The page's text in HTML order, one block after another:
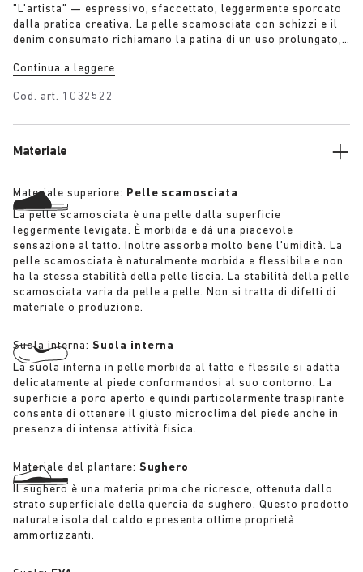
”L’artista” — espressivo, sfaccettato, leggermente sporcato
dalla pratica creativa. La pelle scamosciata con schizzi e il
denim consumato richiamano la patina di un uso prolungato,
per muoversi — l’eco di uno spazio dove la creatività lascia
Continua a leggere
Cod. art. 1032522
Materiale
Materiale superiore: Pelle scamosciata
La pelle scamosciata è una pelle dalla superficie
leggermente levigata. È morbida e dà una piacevole
sensazione al tatto. Inoltre assorbe molto bene l’umidità. La
pelle scamosciata è naturalmente morbida e flessibile e non
ha la stessa stabilità della pelle liscia. La stabilità della pelle
scamosciata varia da pelle a pelle. Non si tratta di difetti di
materiale o produzione.
Suola interna: Suola interna
La suola interna in pelle morbida al tatto e flessile si adatta
delicatamente al piede conformandosi al suo contorno. La
superficie a poro aperto e quindi particolarmente traspirante
consente di ottenere il giusto microclima del piede anche in
presenza di intensa attività fisica.
Materiale del plantare: Sughero
Il sughero è una materia prima che ricresce, ottenuta dallo
strato superficiale della quercia da sughero. Questo prodotto
naturale isola dal caldo e presenta ottime proprietà
ammortizzanti.